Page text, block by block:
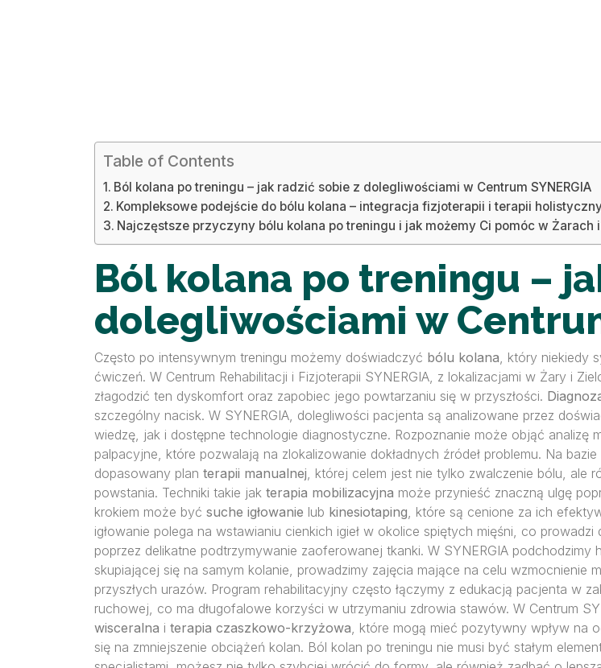
Table of Contents
Ból kolana po treningu – jak radzić sobie z dolegliwościami w Centrum SYNERGIA
Kompleksowe podejście do bólu kolana – integracja fizjoterapii i terapii
Najczęstsze przyczyny bólu kolana po treningu i jak możemy Ci pomóc w Żarach
Ból kolana po treningu –
dolegliwościami w
Często po intensywnym treningu możemy doświadczyć bólu kolana , który niekiedy
ćwiczeń. W Centrum Rehabilitacji i Fizjoterapii SYNERGIA, z lokalizacjami w Żary i
złagodzić ten dyskomfort oraz zapobiec jego powtarzaniu się w przyszłości.
szczególny nacisk. W SYNERGIA, dolegliwości pacjenta są analizowane przez
wiedzę, jak i dostępne technologie diagnostyczne. Rozpoznanie może objąć analizę
palpacyjne, które pozwalają na zlokalizowanie dokładnych źródeł problemu. Na
dopasowany plan terapii manualnej , której celem jest nie tylko zwalczenie bólu,
powstania. Techniki takie jak terapia mobilizacyjna może przynieść znaczną ulgę
krokiem może być suche igłowanie lub kinesiotaping , które są cenione za ich
igłowanie polega na wstawianiu cienkich igieł w okolice spiętych mięśni, co
poprzez delikatne podtrzymywanie zaoferowanej tkanki. W SYNERGIA podchodzimy
skupiającej się na samym kolanie, prowadzimy zajęcia mające na celu
przyszłych urazów. Program rehabilitacyjny często łączymy z edukacją pacjenta w
ruchowej, co ma długofalowe korzyści w utrzymaniu zdrowia stawów. W Centrum
wisceralna i terapia czaszkowo-krzyżowa , które mogą mieć pozytywny wpływ na
się na zmniejszenie obciążeń kolan. Ból kolan po treningu nie musi być stałym